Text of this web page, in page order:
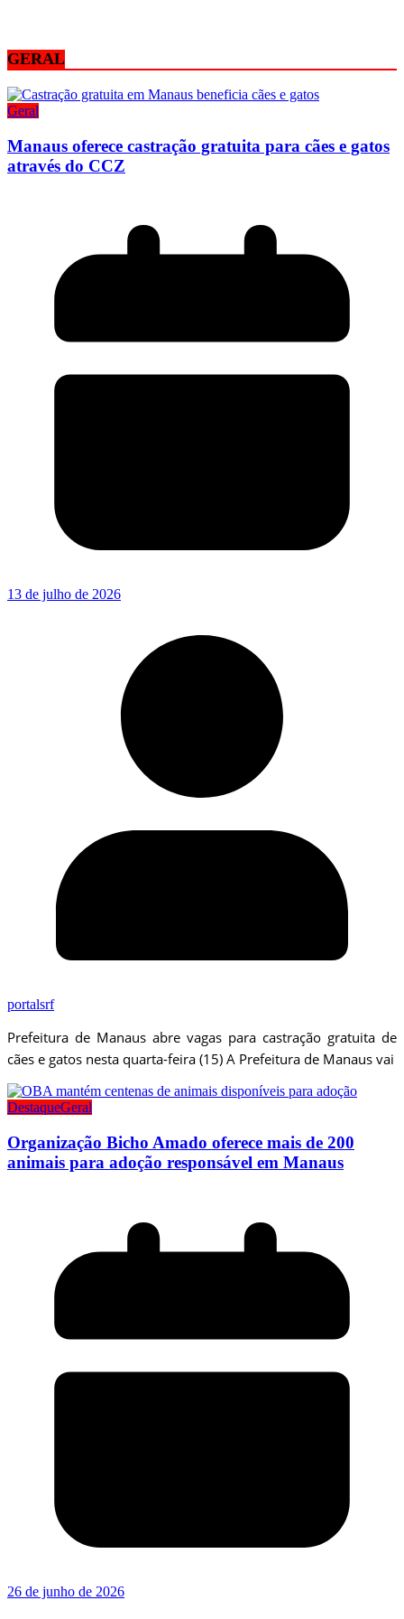
GERAL
Geral
Manaus oferece castração gratuita para cães e gatos
através do CCZ
13 de julho de 2026
portalsrf
Prefeitura de Manaus abre vagas para castração gratuita de
cães e gatos nesta quarta-feira (15) A Prefeitura de Manaus vai
DestaqueGeral
Organização Bicho Amado oferece mais de 200
animais para adoção responsável em Manaus
26 de junho de 2026